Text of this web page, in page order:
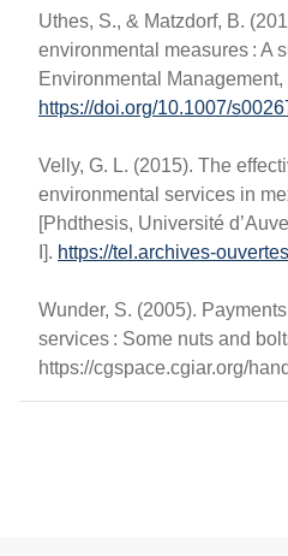
Uthes, S., & Matzdorf, B.
environmental measures : A
Environmental Management,
https://doi.org/10.1007/
Velly, G. L. (2015). The
environmental services in
[Phdthesis, Université
I]. https://tel.archives-
Wunder, S. (2005).
services : Some nuts and
https://cgspace.cgiar.org/